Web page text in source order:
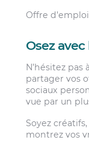
Offre
Osez
N’hésitez pas
partager vos
sociaux
vue par un
Soyez
montrez vos